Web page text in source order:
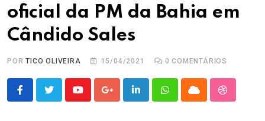
oficial da PM da Bahia em
Cândido Sales
PORTICO OLIVEIRA 15/04/2021 0 COMENTÁRIOS
YoutubeGoogle+LinkedInWhatsappCloud